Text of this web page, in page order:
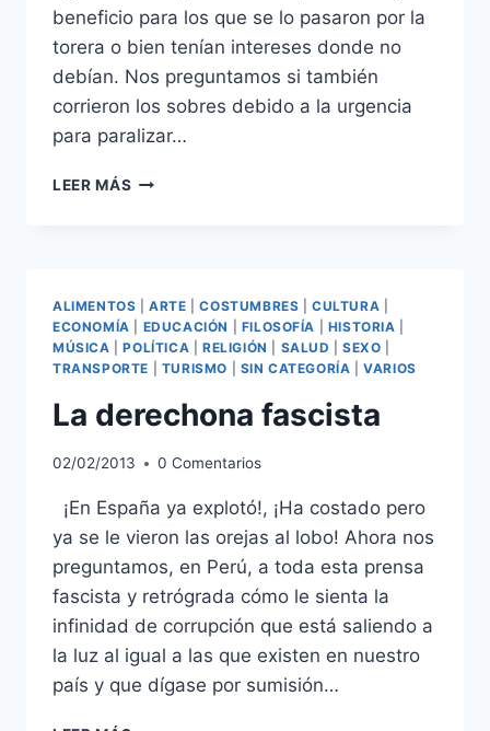
beneficio para los que se lo pasaron por la
torera o bien tenían intereses donde no
debían. Nos preguntamos si también
corrieron los sobres debido a la urgencia
para paralizar…
LEER MÁS LEY
PARTIDO
POPULAR
ALIMENTOS |ARTE |COSTUMBRES |CULTURA
ECONOMÍA
EDUCACIÓN FILOSOFÍA HISTORIA
MÚSICA |POLÍTICA RELIGIÓN SALUD |SEXO
TRANSPORTE
TURISMO SIN CATEGORÍA |VARIOS
La derechona fascista
02/02/2013 0 Comentarios
¡En España ya explotó!, ¡Ha costado pero
ya se le vieron las orejas al lobo! Ahora nos
preguntamos, en Perú, a toda esta prensa
fascista y retrógrada cómo le sienta la
infinidad de corrupción que está saliendo a
la luz al igual a las que existen en nuestro
país y que dígase por sumisión…